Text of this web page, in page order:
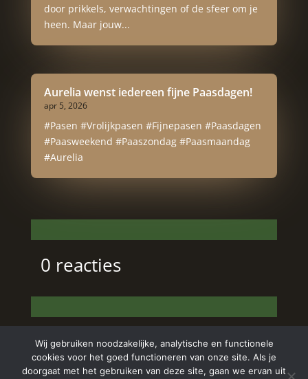
door prikkels, verwachtingen of de sfeer om je
heen. Maar jouw...
Aurelia wenst iedereen fijne Paasdagen!
apr 5, 2026
#Pasen #Vrolijkpasen #Fijnepasen #Paasdagen
#Paasweekend #Paaszondag #Paasmaandag
#Aurelia
0 reacties
Wij gebruiken noodzakelijke, analytische en functionele
cookies voor het goed functioneren van onze site. Als je
doorgaat met het gebruiken van deze site, gaan we ervan uit